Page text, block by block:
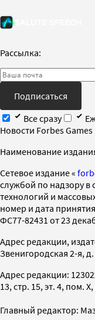
Рассылка:
Подписаться
Все сразу
Новости Forbes Games
Наименование
Cетевое издание «
службой по надзору
технологий и
номер и дата
ФС77-82431 от 23
Адрес редакции,
Звенигородская 2-я, д.
Адрес редакции:
13, стр. 15, эт. 4, пом.
Главный редактор: